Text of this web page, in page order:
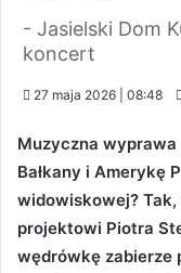
- Jasielski Dom
koncert
27 maja 2026 | 08:48
Muzyczna wyprawa
Bałkany i Amerykę
widowiskowej?
projektowi Piotra
wędrówkę zabierze